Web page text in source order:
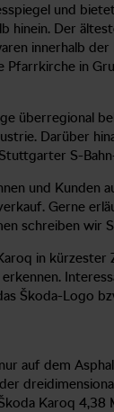
und
Der
innerhalb
in
überregional
Darüber
S-
und Kunden
Gerne
schreiben
in
Škoda-Logo
auf dem
Karoq